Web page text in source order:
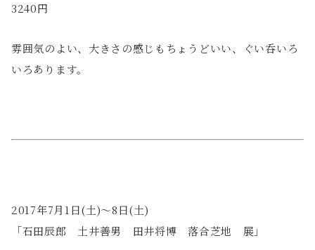
3240円
雰囲気のよい、大きさの感じもちょうどいい、ぐい呑いろ
いろあります。
2017年7月1日(土)〜8日(土)
「石田辰郎 土井善男 田井将博 落合芝地 展」